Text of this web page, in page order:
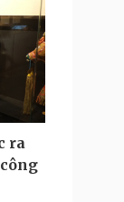
ra